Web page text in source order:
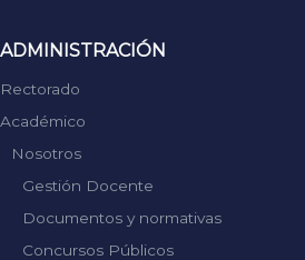
ADMINISTRACIÓN
Rectorado
Académico
Nosotros
Gestión Docente
Documentos y normativas
Concursos Públicos